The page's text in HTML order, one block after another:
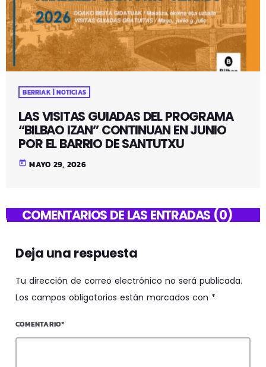
BERRIAK | NOTICIAS
LAS VISITAS GUIADAS DEL PROGRAMA
“BILBAO IZAN” CONTINUAN EN JUNIO
POR EL BARRIO DE SANTUTXU
today MAYO 29, 2026
COMENTARIOS DE LAS ENTRADAS (0)
Deja una respuesta
Tu dirección de correo electrónico no será publicada.
Los campos obligatorios están marcados con *
COMENTARIO*